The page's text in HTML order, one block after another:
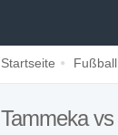
Startseite
Tammeka